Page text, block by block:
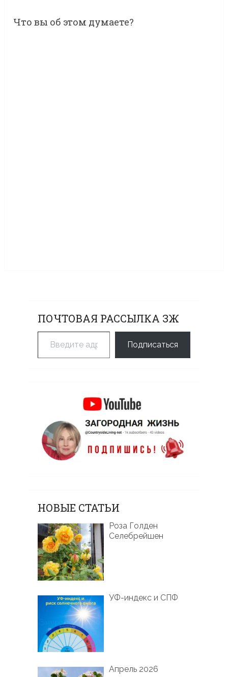
Что вы об этом думаете?
ПОЧТОВАЯ РАССЫЛКА ЗЖ
Введите адрес электронной почты…
Подписаться
НОВЫЕ СТАТЬИ
Роза Голден
Селебрейшен
УФ-индекс и СПФ
Апрель 2026